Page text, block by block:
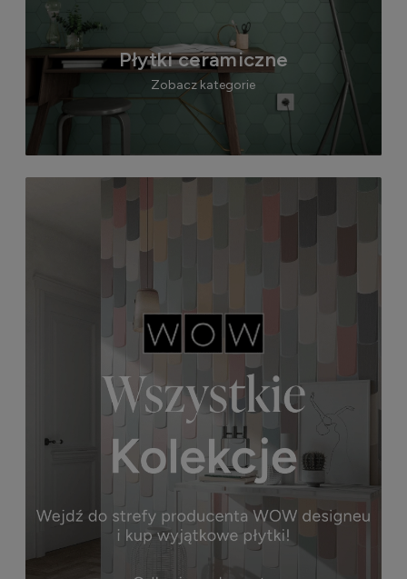
Płytki ceramiczne
Zobacz kategorie